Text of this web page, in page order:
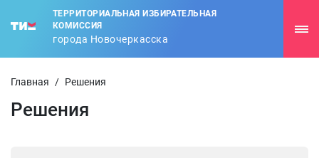
ТЕРРИТОРИАЛЬНАЯ ИЗБИРАТЕЛЬНАЯ
КОМИССИЯ
города Новочеркасска
Главная / Решения
Решения